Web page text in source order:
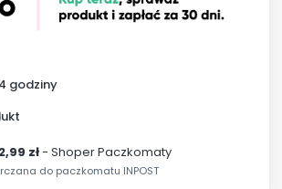
godziny
zł- Shoper Paczkomaty
do paczkomatu INPOST